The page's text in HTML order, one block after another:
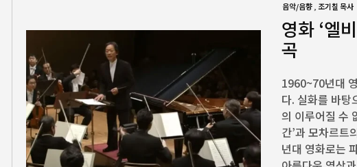
음악/음향, 조기칠 목사
영화 ‘엘
곡
1960~70년대
다. 실화를 바탕
의 이루어질 수
간’과 모차르트
년대 영화로는